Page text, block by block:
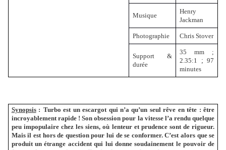
Musique
Henry
Jackman
Photographie Chris Stover
Support &
durée
35 mm ;
2.35:1 ; 97
minutes
Synopsis: Turbo est un escargot qui n’a qu’un seul rêve en tête : être
incroyablement rapide ! Son obsession pour la vitesse l’a rendu quelque
peu impopulaire chez les siens, où lenteur et prudence sont de rigueur.
Mais il est hors de question pour lui de se conformer. C’est alors que se
produit un étrange accident qui lui donne soudainement le pouvoir de